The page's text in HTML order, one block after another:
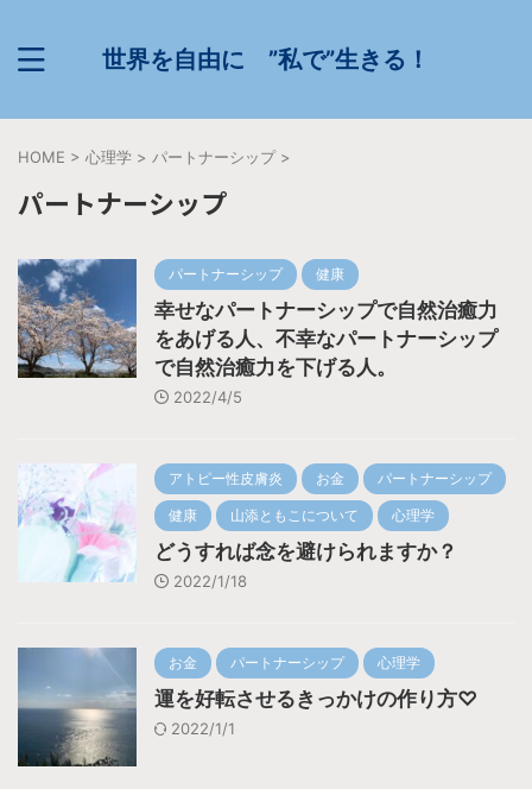
世界を自由に ”私で”生きる！
HOME > 心理学 > パートナーシップ >
パートナーシップ
パートナーシップ 健康
幸せなパートナーシップで自然治癒力
をあげる人、不幸なパートナーシップ
で自然治癒力を下げる人。
2022/4/5
アトピー性皮膚炎 お金 パートナーシップ
健康 山添ともこについて 心理学
どうすれば念を避けられますか？
2022/1/18
お金 パートナーシップ 心理学
運を好転させるきっかけの作り方♡
2022/1/1